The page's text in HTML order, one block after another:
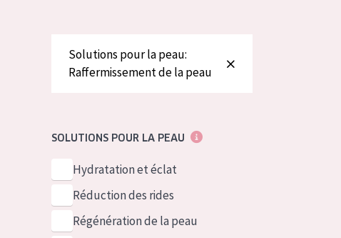
Solutions pour la peau:
Raffermissement de la peau
SOLUTIONS POUR LA PEAU
Hydratation et éclat
Réduction des rides
Régénération de la peau